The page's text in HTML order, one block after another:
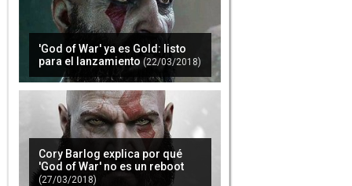
'God of War' ya es Gold: listo
para el lanzamiento (22/03/2018)
Cory Barlog explica por qué
'God of War' no es un reboot
(27/03/2018)